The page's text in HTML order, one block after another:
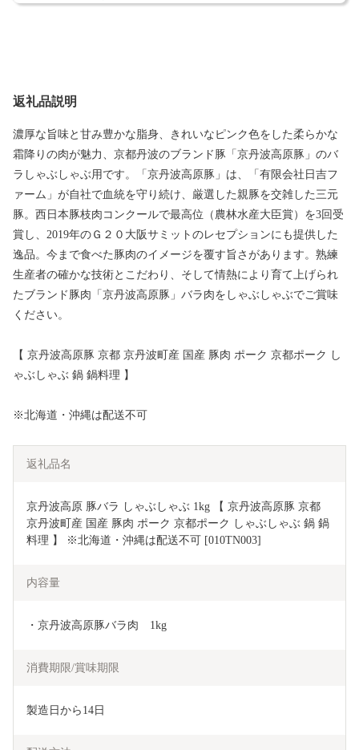
返礼品説明
濃厚な旨味と甘み豊かな脂身、きれいなピンク色をした柔らかな
霜降りの肉が魅力、京都丹波のブランド豚「京丹波高原豚」のバ
ラしゃぶしゃぶ用です。「京丹波高原豚」は、「有限会社日吉フ
ァーム」が自社で血統を守り続け、厳選した親豚を交雑した三元
豚。西日本豚枝肉コンクールで最高位（農林水産大臣賞）を3回受
賞し、2019年のＧ２０大阪サミットのレセプションにも提供した
逸品。今まで食べた豚肉のイメージを覆す旨さがあります。熟練
生産者の確かな技術とこだわり、そして情熱により育て上げられ
たブランド豚肉「京丹波高原豚」バラ肉をしゃぶしゃぶでご賞味
ください。
【 京丹波高原豚 京都 京丹波町産 国産 豚肉 ポーク 京都ポーク し
ゃぶしゃぶ 鍋 鍋料理 】
※北海道・沖縄は配送不可
返礼品名
京丹波高原 豚バラ しゃぶしゃぶ 1kg 【 京丹波高原豚 京都
京丹波町産 国産 豚肉 ポーク 京都ポーク しゃぶしゃぶ 鍋 鍋
料理 】 ※北海道・沖縄は配送不可 [010TN003]
内容量
・京丹波高原豚バラ肉　1kg
消費期限/賞味期限
製造日から14日